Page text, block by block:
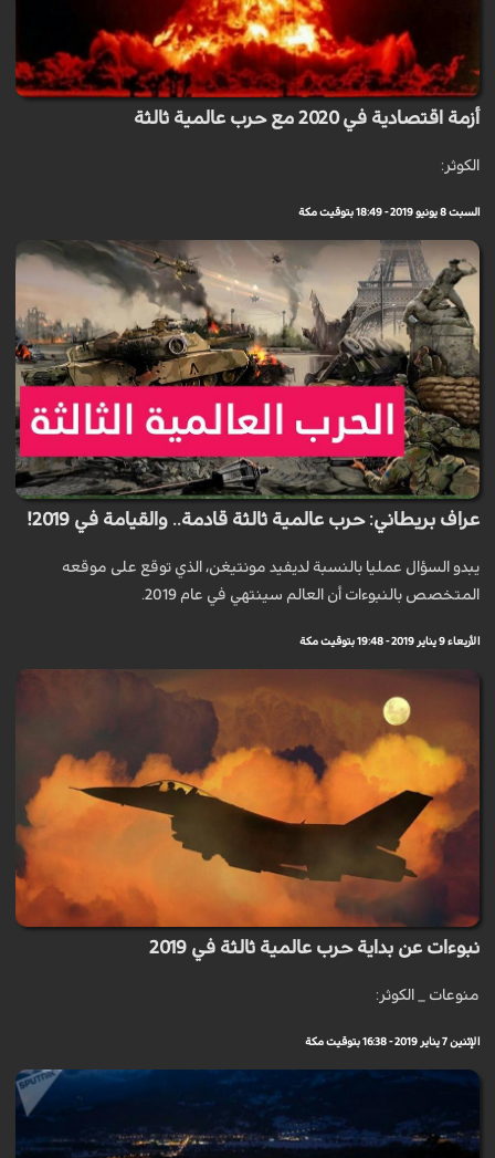
أزمة اقتصادية في 2020 مع حرب عالمية ثالثة
الكوثر:
السبت 8 يونيو 2019 - 18:49 بتوقيت مكة
عراف بريطاني: حرب عالمية ثالثة قادمة.. والقيامة في 2019!
يبدو السؤال عمليا بالنسبة لديفيد مونتيغن، الذي توقع على موقعه
المتخصص بالنبوءات أن العالم سينتهي في عام 2019.
الأربعاء 9 يناير 2019 - 19:48 بتوقيت مكة
نبوءات عن بداية حرب عالمية ثالثة في 2019
منوعات _ الكوثر:
الإثنين 7 يناير 2019 - 16:38 بتوقيت مكة